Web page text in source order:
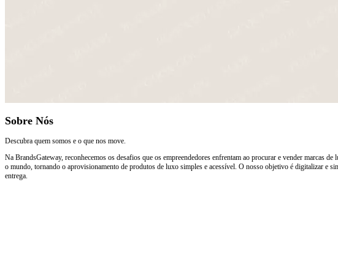
Sobre Nós
Descubra quem somos e o que nos move.
Na BrandsGateway, reconhecemos os desafios que os empreendedores enfrentam ao procurar e vender marcas
o mundo, tornando o aprovisionamento de produtos de luxo simples e acessível. O nosso objetivo é digitalizar e
entrega.